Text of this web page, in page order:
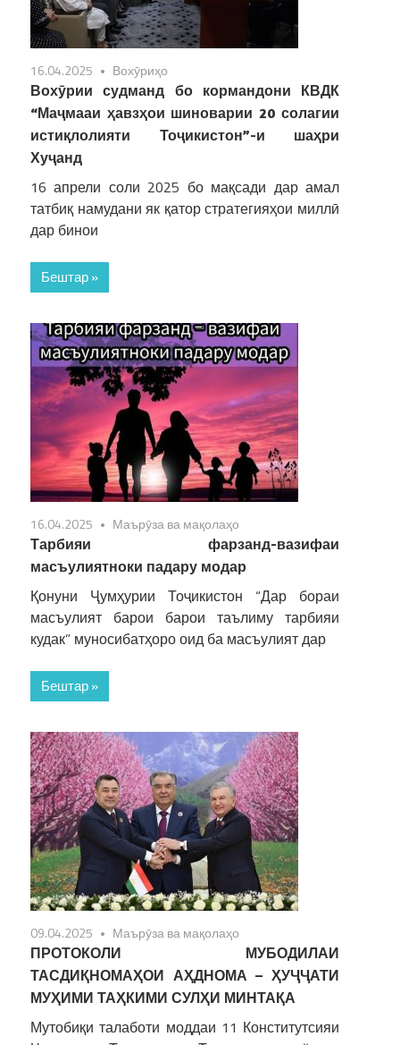
16.04.2025 Вохӯриҳо
Вохӯрии судманд бо кормандони КВДК
“Маҷмааи ҳавзҳои шиноварии 20 солагии
истиқлолияти Тоҷикистон”-и шаҳри
Хуҷанд
16 апрели соли 2025 бо мақсади дар амал
татбиқ намудани як қатор стратегияҳои миллӣ
дар бинои
Бештар »
16.04.2025 Маърӯза ва мақолаҳо
Тарбияи фарзанд-вазифаи
масъулиятноки падару модар
Қонуни Ҷумҳурии Тоҷикистон “Дар бораи
масъулият барои барои таълиму тарбияи
кудак” муносибатҳоро оид ба масъулият дар
Бештар »
09.04.2025 Маърӯза ва мақолаҳо
ПРОТОКОЛИ МУБОДИЛАИ
ТАСДИҚНОМАҲОИ АҲДНОМА – ҲУҶҶАТИ
МУҲИМИ ТАҲКИМИ СУЛҲИ МИНТАҚА
Мутобиқи талаботи моддаи 11 Конститутсияи